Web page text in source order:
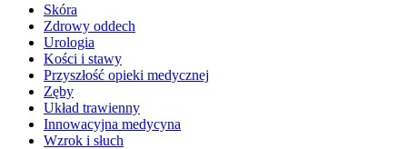
Skóra
Zdrowy oddech
Urologia
Kości i stawy
Przyszłość opieki medycznej
Zęby
Układ trawienny
Innowacyjna medycyna
Wzrok i słuch